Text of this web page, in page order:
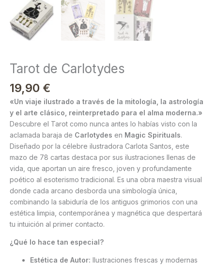
Tarot de Carlotydes
19,90 €
«Un viaje ilustrado a través de la mitología, la astrología
y el arte clásico, reinterpretado para el alma moderna.»
Descubre el Tarot como nunca antes lo habías visto con la
aclamada baraja de Carlotydes en Magic Spirituals.
Diseñado por la célebre ilustradora Carlota Santos, este
mazo de 78 cartas destaca por sus ilustraciones llenas de
vida, que aportan un aire fresco, joven y profundamente
poético al esoterismo tradicional. Es una obra maestra visual
donde cada arcano desborda una simbología única,
combinando la sabiduría de los antiguos grimorios con una
estética limpia, contemporánea y magnética que despertará
tu intuición al primer contacto.
¿Qué lo hace tan especial?
Estética de Autor: Ilustraciones frescas y modernas